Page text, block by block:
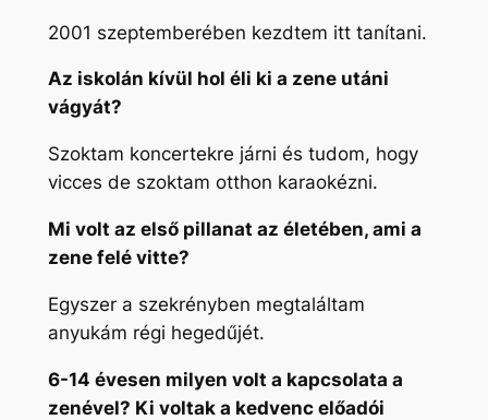
2001 szeptemberében kezdtem itt tanítani.
Az iskolán kívül hol éli ki a zene utáni
vágyát?
Szoktam koncertekre járni és tudom, hogy
vicces de szoktam otthon karaokézni.
Mi volt az első pillanat az életében, ami a
zene felé vitte?
Egyszer a szekrényben megtaláltam
anyukám régi hegedűjét.
6-14 évesen milyen volt a kapcsolata a
zenével? Ki voltak a kedvenc előadói